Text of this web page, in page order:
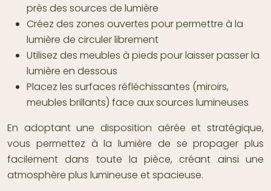
près des sources de lumière
Créez des zones ouvertes pour permettre à la
lumière de circuler librement
Utilisez des meubles à pieds pour laisser passer la
lumière en dessous
Placez les surfaces réfléchissantes (miroirs,
meubles brillants) face aux sources lumineuses
En adoptant une disposition aérée et stratégique,
vous permettez à la lumière de se propager plus
facilement dans toute la pièce, créant ainsi une
atmosphère plus lumineuse et spacieuse.